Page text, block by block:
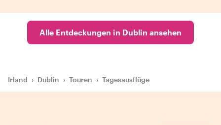
Alle Entdeckungen in Dublin ansehen
Irland › Dublin › Touren › Tagesausflüge